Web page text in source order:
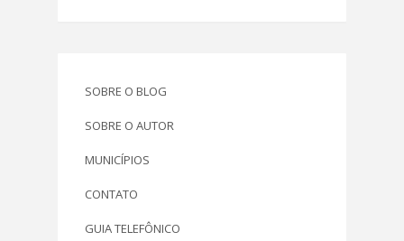
SOBRE O BLOG
SOBRE O AUTOR
MUNICÍPIOS
CONTATO
GUIA TELEFÔNICO